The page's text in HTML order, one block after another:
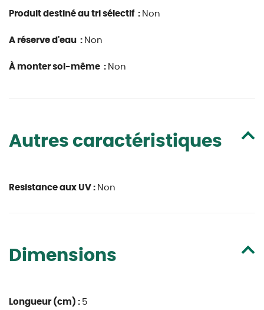
Produit destiné au tri sélectif : Non
A réserve d'eau : Non
À monter soi-même : Non
Autres caractéristiques
Resistance aux UV : Non
Dimensions
Longueur (cm) : 5